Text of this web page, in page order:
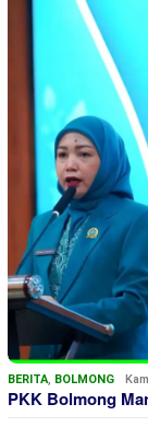
BERITA, BOLMONG
PKK Bolmong